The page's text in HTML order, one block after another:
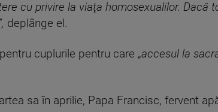
cu privire la viaţa homosexualilor. Dacă
deplânge el.
cuplurile pentru care „accesul la
sa în aprilie, Papa Francisc, fervent